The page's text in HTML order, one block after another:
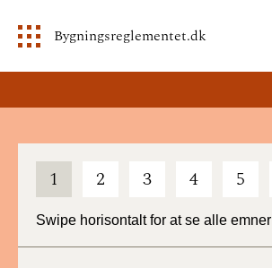
Bygningsreglementet.dk
1 2 3 4 5
Swipe horisontalt for at se alle emner